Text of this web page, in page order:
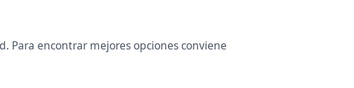
Para encontrar mejores opciones conviene